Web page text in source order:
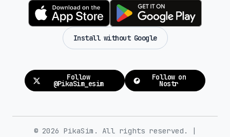
Install without Google
Follow
@PikaSim_esim
Follow on
Nostr
© 2026 PikaSim. All rights reserved. |